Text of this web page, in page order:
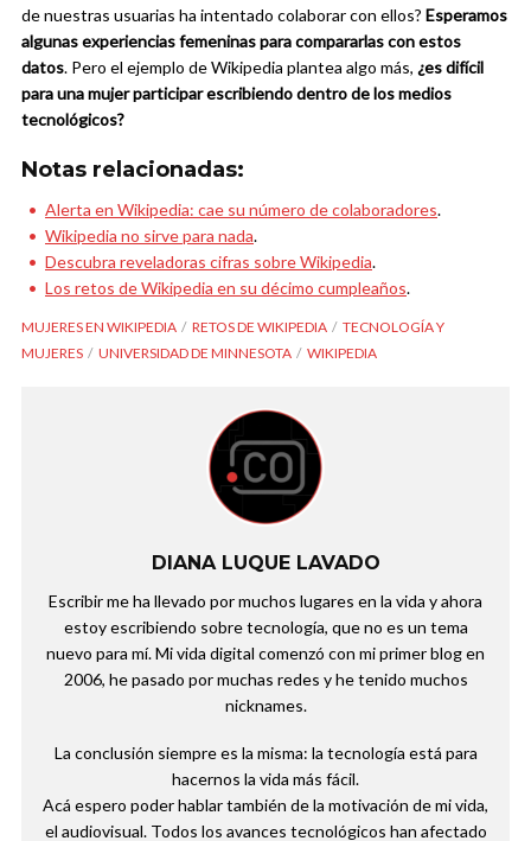
de nuestras usuarias ha intentado colaborar con ellos? Esperamos
algunas experiencias femeninas para compararlas con estos
datos. Pero el ejemplo de Wikipedia plantea algo más, ¿es difícil
para una mujer participar escribiendo dentro de los medios
tecnológicos?
Notas relacionadas:
Alerta en Wikipedia: cae su número de colaboradores.
Wikipedia no sirve para nada.
Descubra reveladoras cifras sobre Wikipedia.
Los retos de Wikipedia en su décimo cumpleaños.
MUJERES EN WIKIPEDIA RETOS DE WIKIPEDIA
TECNOLOGÍA Y
MUJERES
UNIVERSIDAD DE MINNESOTA WIKIPEDIA
DIANA LUQUE LAVADO
Escribir me ha llevado por muchos lugares en la vida y ahora
estoy escribiendo sobre tecnología, que no es un tema
nuevo para mí. Mi vida digital comenzó con mi primer blog en
2006, he pasado por muchas redes y he tenido muchos
nicknames.
La conclusión siempre es la misma: la tecnología está para
hacernos la vida más fácil.
Acá espero poder hablar también de la motivación de mi vida,
el audiovisual. Todos los avances tecnológicos han afectado